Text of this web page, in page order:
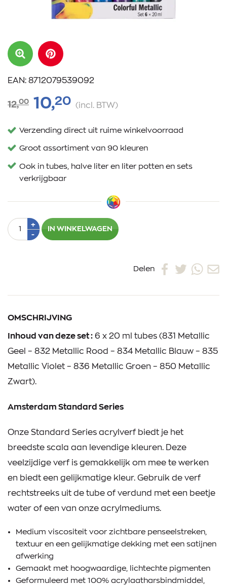
EAN: 8712079539092
12,00 10,20 (incl. BTW)
Verzending direct uit ruime winkelvoorraad
Groot assortiment van 90 kleuren
Ook in tubes, halve liter en liter potten en sets
verkrijgbaar
Aantal+Plus
-Min
IN WINKELWAGEN
Delen
OMSCHRIJVING
Inhoud van deze set : 6 x 20 ml tubes (831 Metallic
Geel – 832 Metallic Rood – 834 Metallic Blauw – 835
Metallic Violet – 836 Metallic Groen – 850 Metallic
Zwart).
Amsterdam Standard Series
Onze Standard Series acrylverf biedt je het
breedste scala aan levendige kleuren. Deze
veelzijdige verf is gemakkelijk om mee te werken
en biedt een gelijkmatige kleur. Gebruik de verf
rechtstreeks uit de tube of verdund met een beetje
water of een van onze acrylmediums.
Medium viscositeit voor zichtbare penseelstreken,
textuur en een gelijkmatige dekking met een satijnen
afwerking
Gemaakt met hoogwaardige, lichtechte pigmenten
Geformuleerd met 100% acrylaatharsbindmiddel,